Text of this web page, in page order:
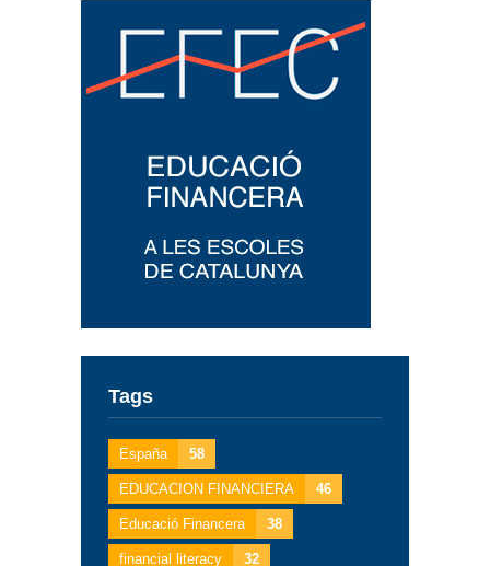
Tags
España 58
EDUCACION FINANCIERA 46
Educació Financera 38
financial literacy 32